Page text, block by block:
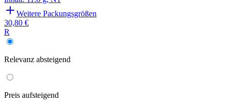
Weitere Packungsgrößen
30,80 €
R
Relevanz absteigend
Preis aufsteigend